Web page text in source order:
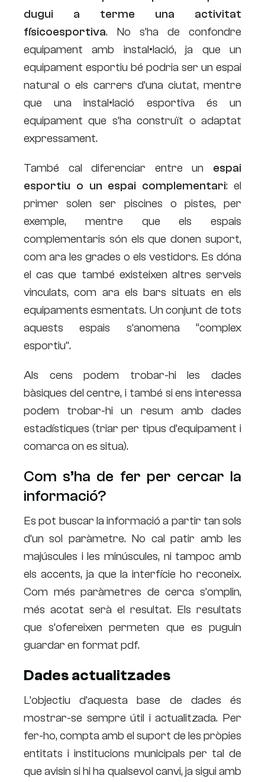
dugui a terme una activitat
físicoesportiva. No s’ha de confondre
equipament amb instal•lació, ja que un
equipament esportiu bé podria ser un espai
natural o els carrers d’una ciutat, mentre
que una instal•lació esportiva és un
equipament que s’ha construït o adaptat
expressament.
També cal diferenciar entre un espai
esportiu o un espai complementari: el
primer solen ser piscines o pistes, per
exemple, mentre que els espais
complementaris són els que donen suport,
com ara les grades o els vestidors. Es dóna
el cas que també existeixen altres serveis
vinculats, com ara els bars situats en els
equipaments esmentats. Un conjunt de tots
aquests espais s’anomena “complex
esportiu”.
Als cens podem trobar-hi les dades
bàsiques del centre, i també si ens interessa
podem trobar-hi un resum amb dades
estadístiques (triar per tipus d’equipament i
comarca on es situa).
Com s’ha de fer per cercar la
informació?
Es pot buscar la informació a partir tan sols
d’un sol paràmetre. No cal patir amb les
majúscules i les minúscules, ni tampoc amb
els accents, ja que la interfície ho reconeix.
Com més paràmetres de cerca s’omplin,
més acotat serà el resultat. Els resultats
que s’ofereixen permeten que es puguin
guardar en format pdf.
Dades actualitzades
L’objectiu d’aquesta base de dades és
mostrar-se sempre útil i actualitzada. Per
fer-ho, compta amb el suport de les pròpies
entitats i institucions municipals per tal de
que avisin si hi ha qualsevol canvi, ja sigui amb